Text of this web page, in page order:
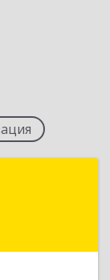
г, им